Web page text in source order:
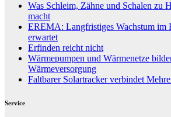
Was Schleim, Zähne und Schalen zu
macht
EREMA: Langfristiges Wachstum im
erwartet
Erfinden reicht nicht
Wärmepumpen und Wärmenetze
Wärmeversorgung
Faltbarer Solartracker verbindet
Service